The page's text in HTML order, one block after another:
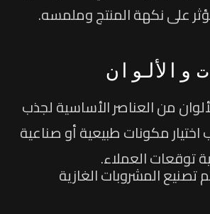
على نكهة المنتج وملمسه.
من العناصر الأساسية لجذب
مكونات طبيعية أو صناعية
توقعات العملاء.